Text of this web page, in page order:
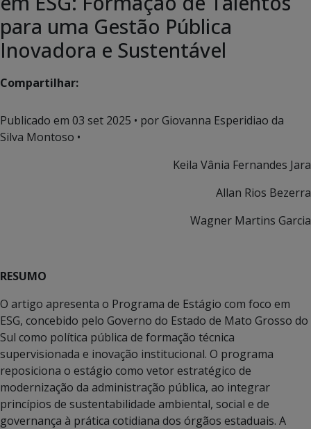
para uma Gestão Pública
Inovadora e Sustentável
Compartilhar:
Publicado em 03 set 2025 • por Giovanna Esperidiao da
Silva Montoso •
Keila Vânia Fernandes Jara
Allan Rios Bezerra
Wagner Martins Garcia
RESUMO
O artigo apresenta o Programa de Estágio com foco em
ESG, concebido pelo Governo do Estado de Mato Grosso do
Sul como política pública de formação técnica
supervisionada e inovação institucional. O programa
reposiciona o estágio como vetor estratégico de
modernização da administração pública, ao integrar
princípios de sustentabilidade ambiental, social e de
governança à prática cotidiana dos órgãos estaduais. A